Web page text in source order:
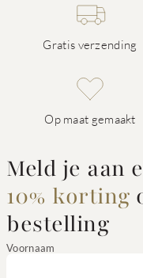
Gratis verzending
Op maat gemaakt
Meld je aan
10% korting
bestelling
Voornaam